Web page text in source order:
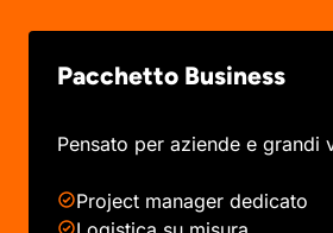
Pacchetto Business
Pensato per aziende e grandi
Project manager dedicato